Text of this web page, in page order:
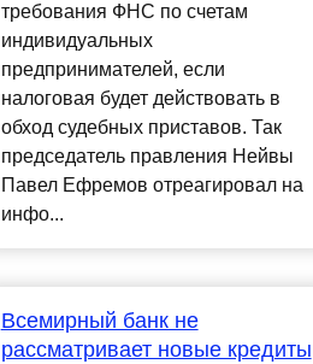
требования ФНС по счетам
индивидуальных
предпринимателей, если
налоговая будет действовать в
обход судебных приставов. Так
председатель правления Нейвы
Павел Ефремов отреагировал на
инфо...
Всемирный банк не
рассматривает новые кредиты